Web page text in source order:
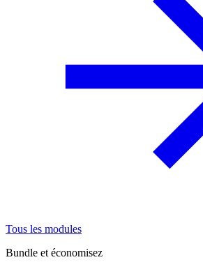
Tous les modules
Bundle et économisez